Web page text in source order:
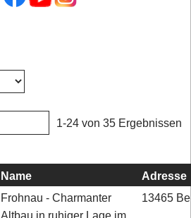
1-24 von 35 Ergebnissen
Name
Adresse
Frohnau - Charmanter
Altbau in ruhiger Lage im
13465